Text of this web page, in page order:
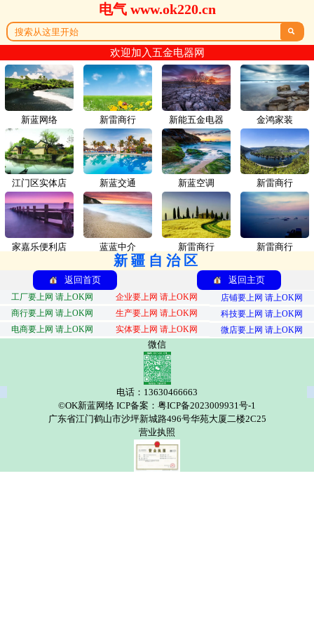
电气 www.ok220.cn

欢迎加入五金电器网
新蓝网络 新雷商行
江门区实体店 新蓝交通
家嘉乐便利店 蓝蓝中介
新能五金电器 金鸿家装
新蓝空调 新雷商行
新雷商行 新雷商行
新疆自治区
返回首页 返回主页
工厂要上网 请上OK网 企业要上网 请上OK网
店铺要上网 请上OK网
商行要上网 请上OK网
生产要上网 请上OK网
科技要上网 请上OK网
电商要上网 请上OK网
实体要上网 请上OK网 微店要上网 请上OK网
微信
电话：13630466663
©OK新蓝网络 ICP备案：粤ICP备2023009931号-1
广东省江门鹤山市沙坪新城路496号华苑大厦二楼2C25
营业执照